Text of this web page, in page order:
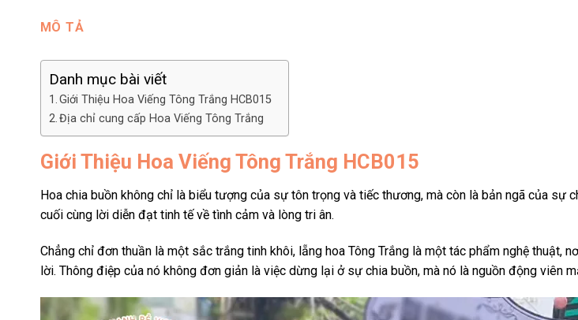
MÔ TẢ
Danh mục bài viết
Giới Thiệu Hoa Viếng Tông Trắng HCB015
Địa chỉ cung cấp Hoa Viếng Tông Trắng
Giới Thiệu Hoa Viếng Tông Trắng HCB015
Hoa chia buồn không chỉ là biểu tượng của sự tôn trọng và tiếc thương, mà còn là bản ngã của
cuối cùng lời diễn đạt tinh tế về tình cảm và lòng tri ân.
Chẳng chỉ đơn thuần là một sắc trắng tinh khôi, lẵng hoa Tông Trắng là một tác phẩm nghệ thuật,
lời. Thông điệp của nó không đơn giản là việc dừng lại ở sự chia buồn, mà nó là nguồn động viên